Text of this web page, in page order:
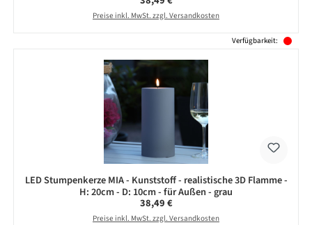
Preise inkl. MwSt. zzgl. Versandkosten
Verfügbarkeit:
LED Stumpenkerze MIA - Kunststoff - realistische 3D Flamme -
H: 20cm - D: 10cm - für Außen - grau
Regulärer Preis:
38,49 €
Preise inkl. MwSt. zzgl. Versandkosten